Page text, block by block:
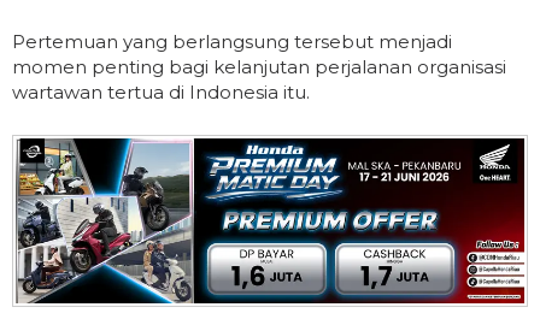
Pertemuan yang berlangsung tersebut menjadi
momen penting bagi kelanjutan perjalanan organisasi
wartawan tertua di Indonesia itu.